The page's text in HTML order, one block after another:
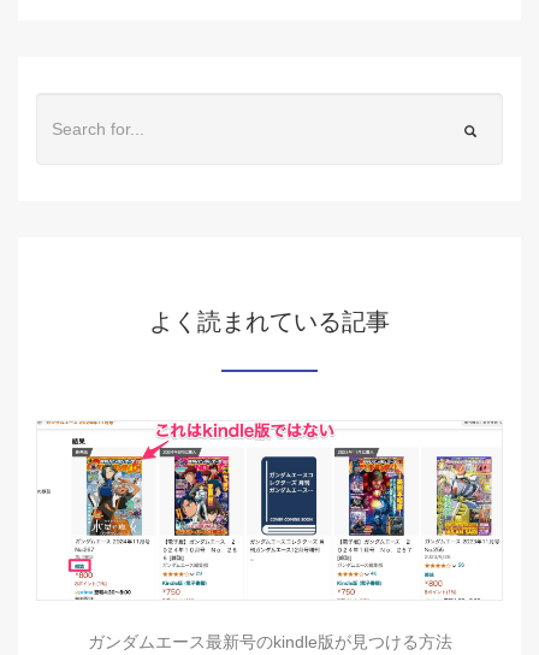
よく読まれている記事
ガンダムエース最新号のkindle版が見つける方法